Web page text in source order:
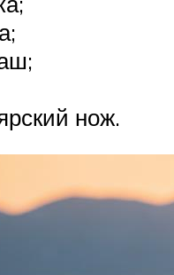
нож.